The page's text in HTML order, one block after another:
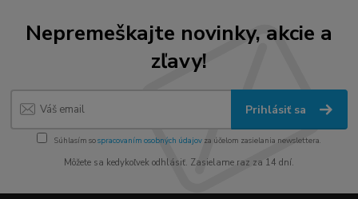
Nepremeškajte novinky, akcie a
zľavy!
Prihlásiť sa
Súhlasím sospracovaním osobných údajov za účelom zasielania newslettera.
Môžete sa kedykoľvek odhlásiť. Zasielame raz za 14 dní.